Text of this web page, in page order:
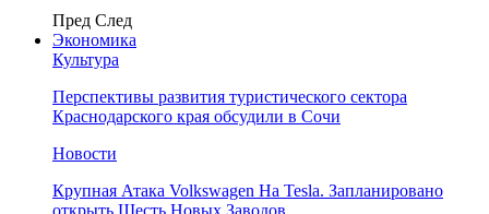
Пред След
Экономика
Культура
Перспективы развития туристического сектора
Краснодарского края обсудили в Сочи
Новости
Крупная Атака Volkswagen На Tesla. Запланировано
открыть Шесть Новых Заводов